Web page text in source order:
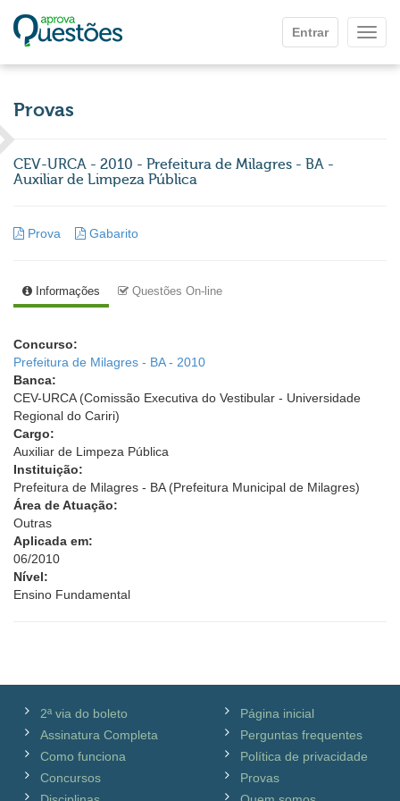
Entrar
Provas
CEV-URCA - 2010 - Prefeitura de Milagres - BA -
Auxiliar de Limpeza Pública
Prova Gabarito
Informações Questões On-line
Concurso:
Prefeitura de Milagres - BA - 2010
Banca:
CEV-URCA (Comissão Executiva do Vestibular - Universidade
Regional do Cariri)
Cargo:
Auxiliar de Limpeza Pública
Instituição:
Prefeitura de Milagres - BA (Prefeitura Municipal de Milagres)
Área de Atuação:
Outras
Aplicada em:
06/2010
Nível:
Ensino Fundamental
2ª via do boleto
Assinatura Completa
Como funciona
Concursos
Página inicial
Perguntas frequentes
Política de privacidade
Provas